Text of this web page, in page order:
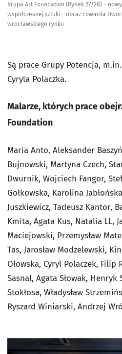
Krupa Art Foundation (Rynek 27/28) –
współczesnej sztuki – obraz Edwarda
wrocławskiego rynku
Są prace Grupy Potencja,
Cyryla Polaczka.
Malarze, których prace
Foundation
Maria Anto, Aleksander
Bujnowski, Martyna Czech,
Dwurnik, Wojciech Fangor,
Gołkowska, Karolina
Juszkiewicz, Tadeusz Kantor,
Kmita, Agata Kus, Natalia LL,
Maciejowski, Przemysław
Tas, Jarosław Modzelewski,
Ołowska, Cyryl Polaczek, Filip
Sasnal, Agata Słowak, Henryk
Stokłosa, Władysław
Ryszard Winiarski, Andrzej